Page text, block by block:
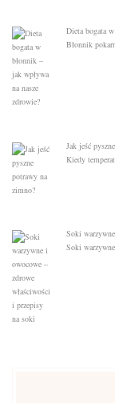
Dieta bogata
Błonnik
Jak jeść
Kiedy
Soki
Soki